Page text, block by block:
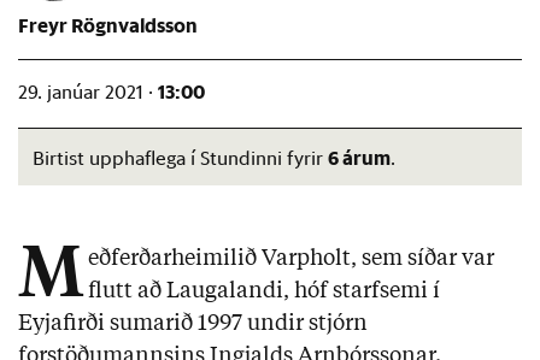
Freyr Rögnvaldsson
29. janúar 2021 · 13:00
Birtist upphaflega í Stundinni fyrir 6 árum.
Meðferðarheimilið Varpholt, sem síðar var
flutt að Laugalandi, hóf starfsemi í
Eyjafirði sumarið 1997 undir stjórn